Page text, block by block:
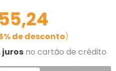
de desconto)
juros no cartão de crédito